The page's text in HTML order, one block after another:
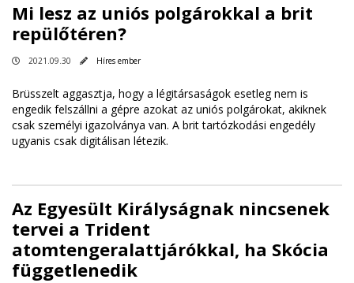
Mi lesz az uniós polgárokkal a brit
repülőtéren?
2021.09.30 Híres ember
Brüsszelt aggasztja, hogy a légitársaságok esetleg nem is
engedik felszállni a gépre azokat az uniós polgárokat, akiknek
csak személyi igazolványa van. A brit tartózkodási engedély
ugyanis csak digitálisan létezik.
Az Egyesült Királyságnak nincsenek
tervei a Trident
atomtengeralattjárókkal, ha Skócia
függetlenedik